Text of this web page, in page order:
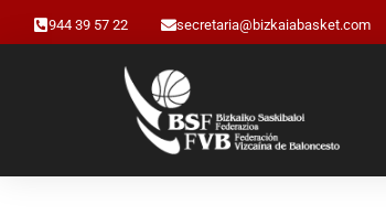
944 39 57 22 secretaria@bizkaiabasket.com